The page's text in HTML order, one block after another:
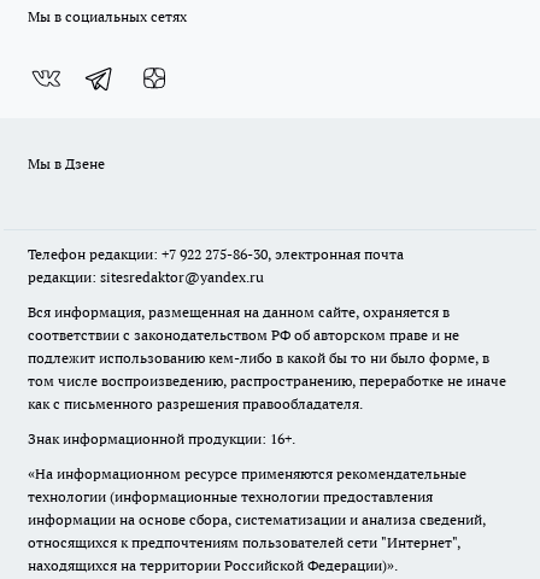
Мы в социальных сетях
Мы в Дзене
Телефон редакции: +7 922 275-86-30, электронная почта
редакции: sitesredaktor@yandex.ru
Вся информация, размещенная на данном сайте, охраняется в
соответствии с законодательством РФ об авторском праве и не
подлежит использованию кем-либо в какой бы то ни было форме, в
том числе воспроизведению, распространению, переработке не иначе
как с письменного разрешения правообладателя.
Знак информационной продукции: 16+.
«На информационном ресурсе применяются рекомендательные
технологии (информационные технологии предоставления
информации на основе сбора, систематизации и анализа сведений,
относящихся к предпочтениям пользователей сети "Интернет",
находящихся на территории Российской Федерации)».